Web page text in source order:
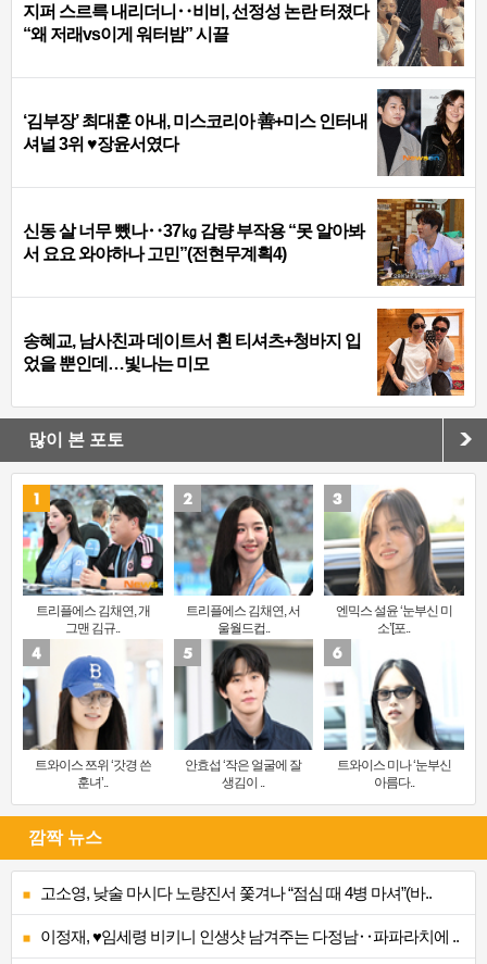
지퍼 스르륵 내리더니‥비비, 선정성 논란 터졌다
“왜 저래vs이게 워터밤” 시끌
‘김부장’ 최대훈 아내, 미스코리아 善+미스 인터내
셔널 3위 ♥장윤서였다
신동 살 너무 뺐나‥37㎏ 감량 부작용 “못 알아봐
서 요요 와야하나 고민”(전현무계획4)
송혜교, 남사친과 데이트서 흰 티셔츠+청바지 입
었을 뿐인데…빛나는 미모
많이 본 포토
트리플에스 김채연, 개
그맨 김규..
트리플에스 김채연, 서
울월드컵..
엔믹스 설윤 ‘눈부신 미
소’[포..
트와이스 쯔위 ‘갓경 쓴
훈녀’..
안효섭 ‘작은 얼굴에 잘
생김이 ..
트와이스 미나 ‘눈부신
아름다..
깜짝 뉴스
고소영, 낮술 마시다 노량진서 쫓겨나 “점심 때 4병 마셔”(바..
이정재, ♥임세령 비키니 인생샷 남겨주는 다정남‥파파라치에 ..